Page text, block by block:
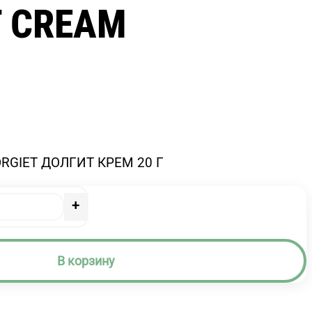
CREAM
ДОЛГИТ КРЕМ 20 Г
+
В корзину